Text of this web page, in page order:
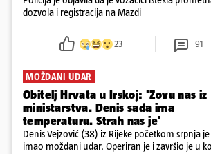
dozvola i registracija na Mazdi
23 91
MOŽDANI UDAR
Obitelj Hrvata u Irskoj: 'Zovu nas iz
ministarstva. Denis sada ima
temperaturu. Strah nas je'
Denis Vejzović (38) iz Rijeke početkom srpnja je
imao moždani udar. Operiran je i završio je u